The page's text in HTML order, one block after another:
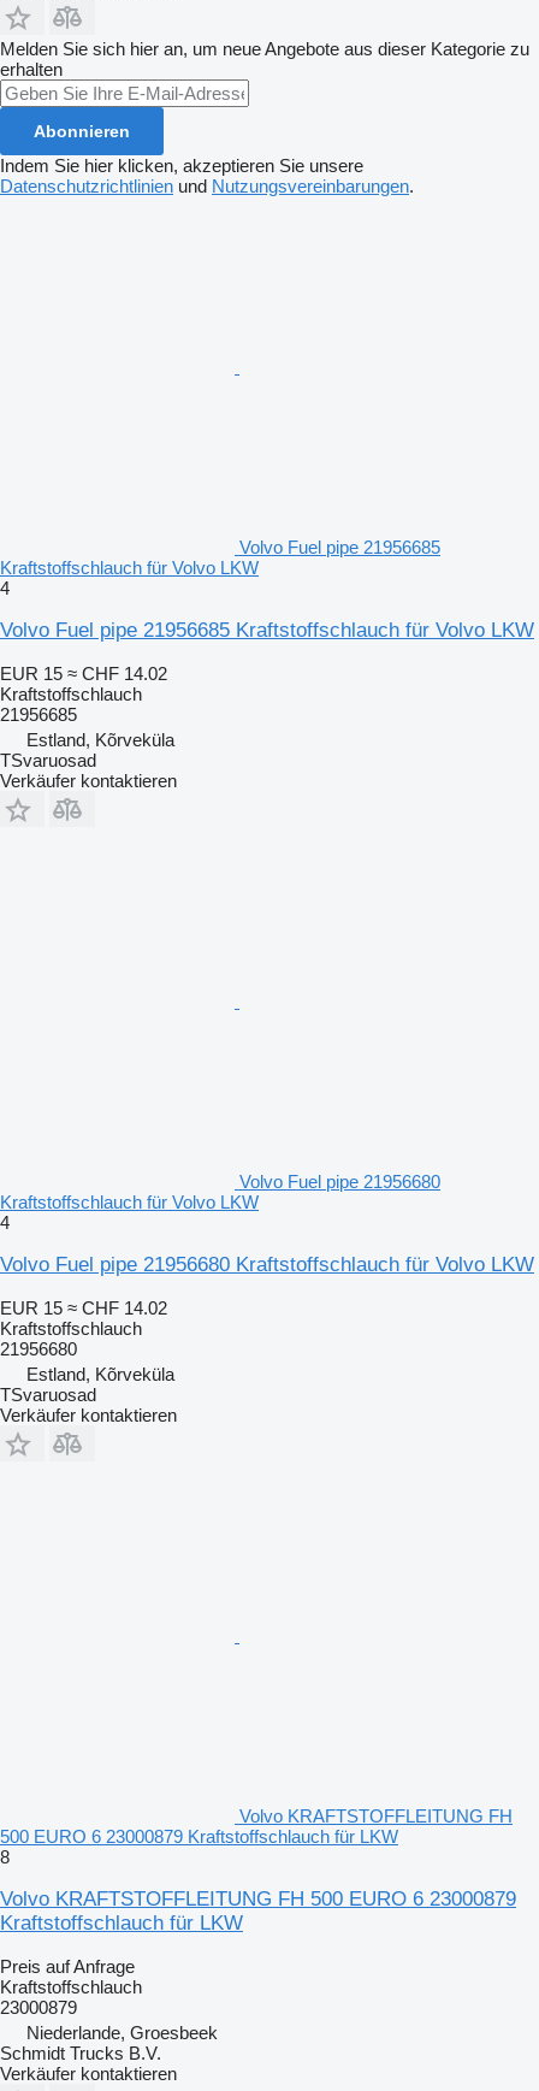
Melden Sie sich hier an, um neue Angebote aus dieser Kategorie zu
erhalten
Abonnieren
Indem Sie hier klicken, akzeptieren Sie unsere
Datenschutzrichtlinien und Nutzungsvereinbarungen.
Volvo Fuel pipe 21956685
Kraftstoffschlauch für Volvo LKW
4
Volvo Fuel pipe 21956685 Kraftstoffschlauch für Volvo LKW
EUR 15 ≈ CHF 14.02
Kraftstoffschlauch
21956685
Estland, Kõrveküla
TSvaruosad
Verkäufer kontaktieren
Volvo Fuel pipe 21956680
Kraftstoffschlauch für Volvo LKW
4
Volvo Fuel pipe 21956680 Kraftstoffschlauch für Volvo LKW
EUR 15 ≈ CHF 14.02
Kraftstoffschlauch
21956680
Estland, Kõrveküla
TSvaruosad
Verkäufer kontaktieren
Volvo KRAFTSTOFFLEITUNG FH
500 EURO 6 23000879 Kraftstoffschlauch für LKW
8
Volvo KRAFTSTOFFLEITUNG FH 500 EURO 6 23000879
Kraftstoffschlauch für LKW
Preis auf Anfrage
Kraftstoffschlauch
23000879
Niederlande, Groesbeek
Schmidt Trucks B.V.
Verkäufer kontaktieren